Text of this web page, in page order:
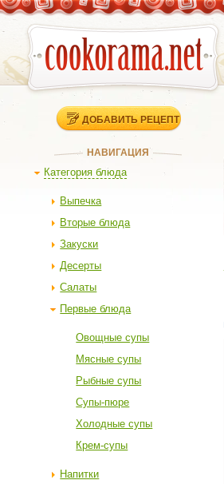
ДОБАВИТЬ РЕЦЕПТ
НАВИГАЦИЯ
Категория блюда
Выпечка
Вторые блюда
Закуски
Десерты
Салаты
Первые блюда
Овощные супы
Мясные супы
Рыбные супы
Супы-пюре
Холодные супы
Крем-супы
Напитки